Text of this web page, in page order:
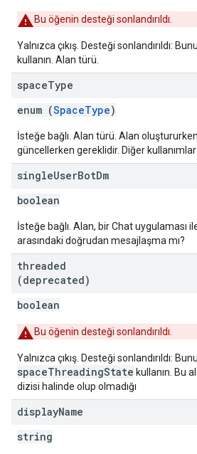
Bu öğenin desteği sonlandırıldı.
Yalnızca çıkış. Desteği sonlandırıldı:
kullanın. Alan türü.
spaceType
enum (SpaceType)
İsteğe bağlı. Alan türü. Alan
güncellerken gereklidir. Diğer kullanımlar
singleUserBotDm
boolean
İsteğe bağlı. Alan, bir Chat uygulaması
arasındaki doğrudan mesajlaşma mı?
threaded
(deprecated)
boolean
Bu öğenin desteği sonlandırıldı.
Yalnızca çıkış. Desteği sonlandırıldı:
spaceThreadingState kullanın. Bu
dizisi halinde olup olmadığı
displayName
string